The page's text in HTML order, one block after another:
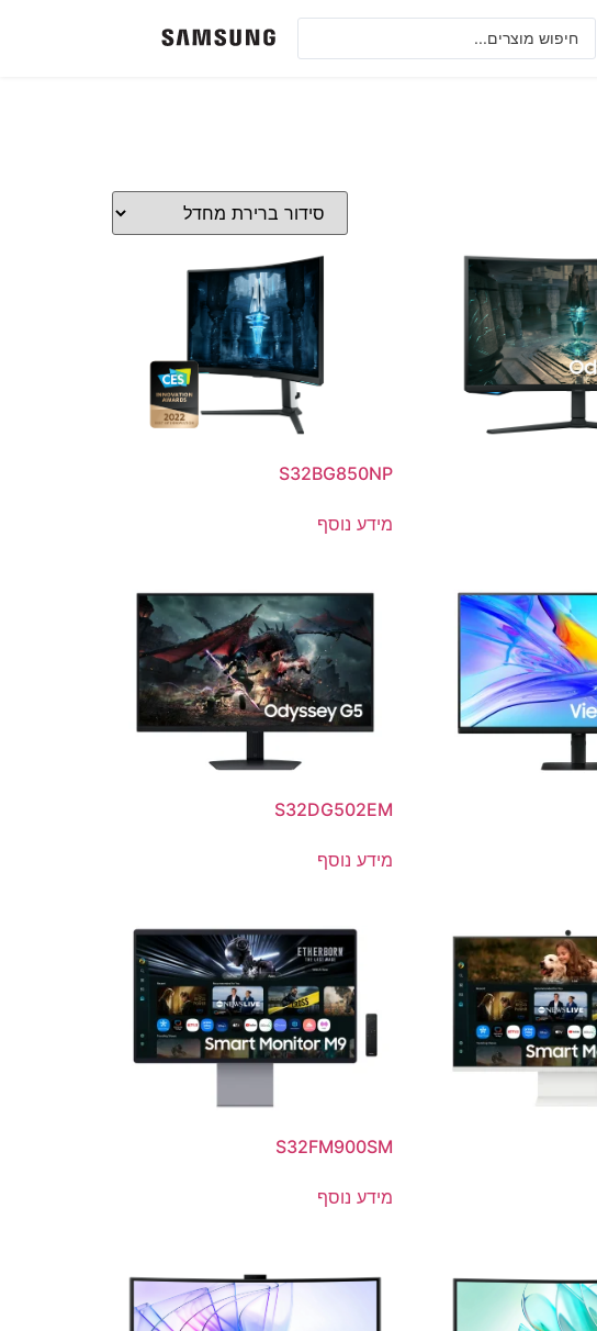
S32BG850NP
מידע נוסף
S32DG502EM
מידע נוסף
S32FM900SM
מידע נוסף